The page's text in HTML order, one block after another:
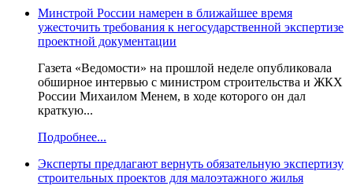
Минстрой России намерен в ближайшее время
ужесточить требования к негосударственной экспертизе
проектной документации
Газета «Ведомости» на прошлой неделе опубликовала
обширное интервью с министром строительства и ЖКХ
России Михаилом Менем, в ходе которого он дал
краткую...
Подробнее...
Эксперты предлагают вернуть обязательную экспертизу
строительных проектов для малоэтажного жилья